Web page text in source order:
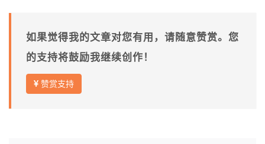
如果觉得我的文章对您有用，请随意赞赏。您
的支持将鼓励我继续创作！
赞赏支持